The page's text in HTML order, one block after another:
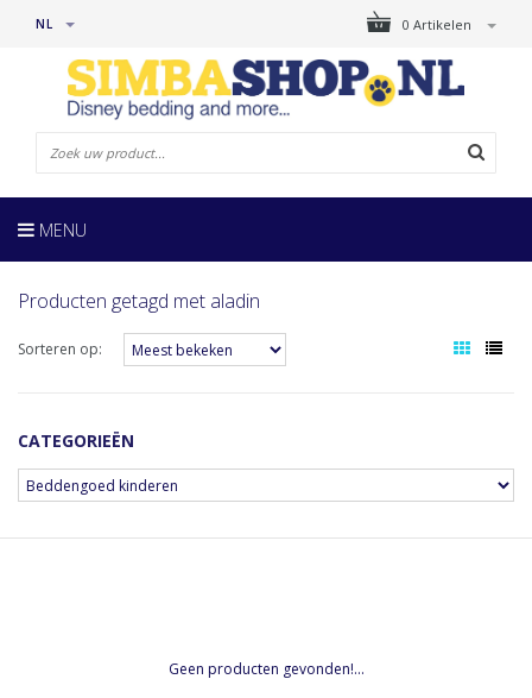
0 Artikelen
NL
MENU
Producten getagd met aladin
Sorteren op:
CATEGORIEËN
Geen producten gevonden!...